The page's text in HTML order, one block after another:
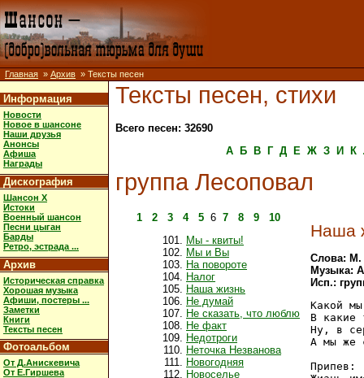
Главная » Архив » Тексты песен
Информация
Новости
Новое в шансоне
Наши друзья
Анонсы
Афиша
Награды
Дискография
Шансон X
Истоки
Военный шансон
Песни цыган
Барды
Ретро, эстрада ...
Архив
Историческая справка
Хорошая музыка
Афиши, постеры ...
Заметки
Книги
Тексты песен
Фотоальбом
От Д.Анискевича
От Е.Гиршева
Тексты песен, стихи
Всего песен: 32690
А
Б В Г Д Е Ж З И К
группа Лесоповал
1 2 3 4 5 6 7 8 9
10
Мы - квиты!
Мы и Вы
На повороте
Налог
Наша жизнь
Не думай
Не сказать, что люблю
Не факт
Недотроги
Неточка Незванова
Новогодняя
Новоселье
Наша
Слова: М.
Музыка:
Исп.:
Какой
В какие
Ну, в
А мы же
Припев: